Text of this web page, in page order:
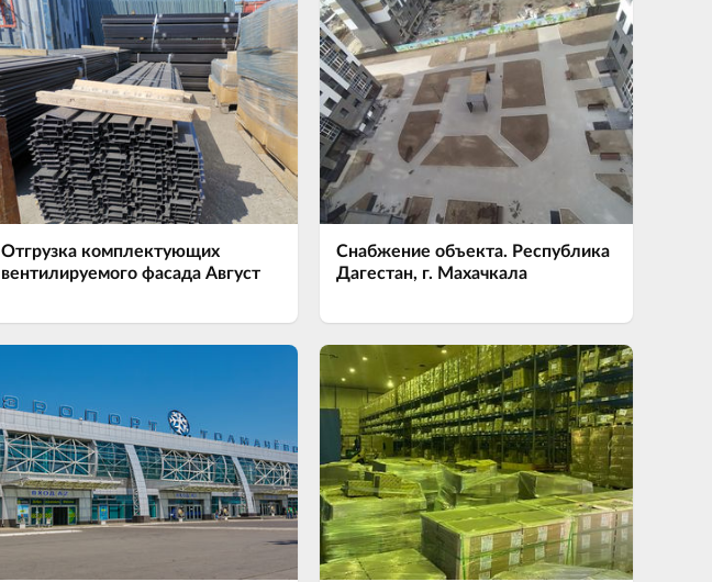
Отгрузка комплектующих
вентилируемого фасада Август
Снабжение объекта. Республика
Дагестан, г. Махачкала